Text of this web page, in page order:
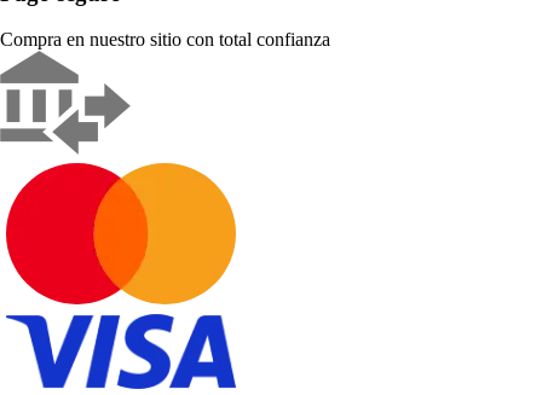
Compra en nuestro sitio con total confianza